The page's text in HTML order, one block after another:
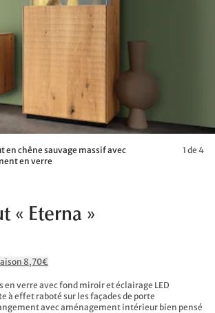
en chêne sauvage massif avec
en verre
1 de 4
« Eterna »
8,70€
en verre avec fond miroir et éclairage LED​
à effet raboté sur les façades de porte​
avec aménagement intérieur bien pensé​